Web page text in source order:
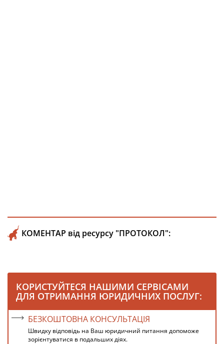
КОМЕНТАР від ресурсу "ПРОТОКОЛ":
КОРИСТУЙТЕСЯ НАШИМИ СЕРВІСАМИ
ДЛЯ ОТРИМАННЯ ЮРИДИЧНИХ ПОСЛУГ:
БЕЗКОШТОВНА КОНСУЛЬТАЦІЯ
Швидку відповідь на Ваш юридичний питання допоможе
зорієнтуватися в подальших діях.